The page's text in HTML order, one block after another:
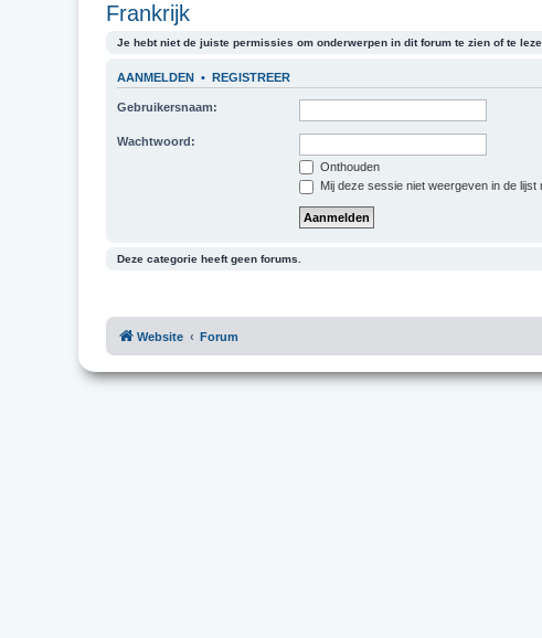
Frankrijk
Je hebt niet de juiste permissies om onderwerpen in dit forum te zien of te
AANMELDEN • REGISTREER
Gebruikersnaam:
Wachtwoord:
Onthouden
Mij deze sessie niet weergeven in de lijst
Deze categorie heeft geen forums.
Website Forum